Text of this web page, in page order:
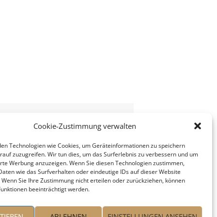
Cookie-Zustimmung verwalten
Technologien wie Cookies, um Geräteinformationen zu speichern
zuzugreifen. Wir tun dies, um das Surferlebnis zu verbessern und um
Werbung anzuzeigen. Wenn Sie diesen Technologien zustimmen,
wie das Surfverhalten oder eindeutige IDs auf dieser Website
Sie Ihre Zustimmung nicht erteilen oder zurückziehen, können
beeinträchtigt werden.